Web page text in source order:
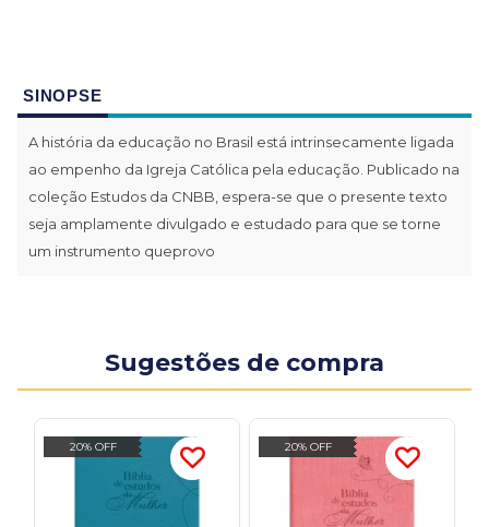
SINOPSE
A história da educação no Brasil está intrinsecamente ligada
ao empenho da Igreja Católica pela educação. Publicado na
coleção Estudos da CNBB, espera-se que o presente texto
seja amplamente divulgado e estudado para que se torne
um instrumento queprovo
Sugestões de compra
20% OFF 20% OFF